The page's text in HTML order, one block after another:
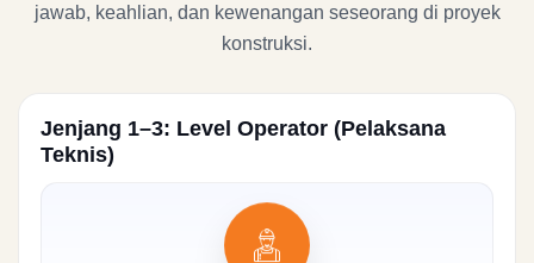
jawab, keahlian, dan kewenangan seseorang di proyek
konstruksi.
Jenjang 1–3: Level Operator (Pelaksana
Teknis)